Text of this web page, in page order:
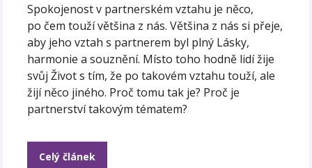
Spokojenost v partnerském vztahu je něco,
po čem touží většina z nás. Většina z nás si přeje,
aby jeho vztah s partnerem byl plný Lásky,
harmonie a souznění. Místo toho hodně lidí žije
svůj Život s tím, že po takovém vztahu touží, ale
žijí něco jiného. Proč tomu tak je? Proč je
partnerství takovým tématem?
Celý článek